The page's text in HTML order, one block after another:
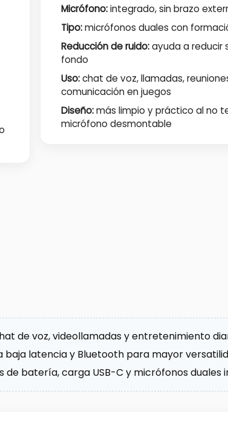
Micrófono:integrado, sin brazo
Tipo:micrófonos duales con
Reducción de ruido:ayuda a reducir
fondo
Uso:chat de voz, llamadas,
comunicación en juegos
Diseño:más limpio y práctico al no
micrófono desmontable
de voz, videollamadas y entretenimiento
baja latencia y Bluetooth para mayor
de batería, carga USB-C y micrófonos duales